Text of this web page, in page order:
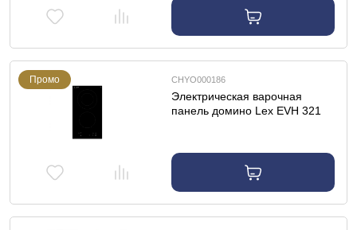
Промо CHYO000186
Электрическая варочная
панель домино Lex EVH 321